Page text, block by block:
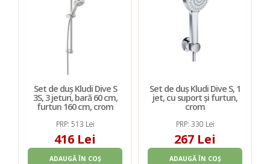
Set de duș Kludi Dive S
3S, 3 jeturi, bară 60 cm,
furtun 160 cm, crom
PRP: 513 Lei
416 Lei
ADAUGĂ ÎN COȘ
Set de duș Kludi Dive S, 1
jet, cu suport și furtun,
crom
PRP: 330 Lei
267 Lei
ADAUGĂ ÎN COȘ